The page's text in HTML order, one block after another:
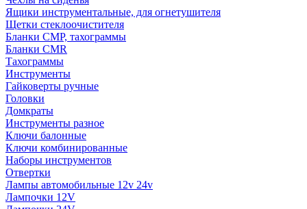
Ящики инструментальные, для огнетушителя
Щетки стеклоочистителя
Бланки СМР, тахограммы
Бланки CMR
Тахограммы
Инструменты
Гайковерты ручные
Головки
Домкраты
Инструменты разное
Ключи балонные
Ключи комбинированные
Наборы инструментов
Отвертки
Лампы автомобильные 12v 24v
Лампочки 12V